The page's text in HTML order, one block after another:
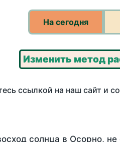
На сегодня
Изменить метод
ссылкой на наш сайт и
солнца в Осорно,